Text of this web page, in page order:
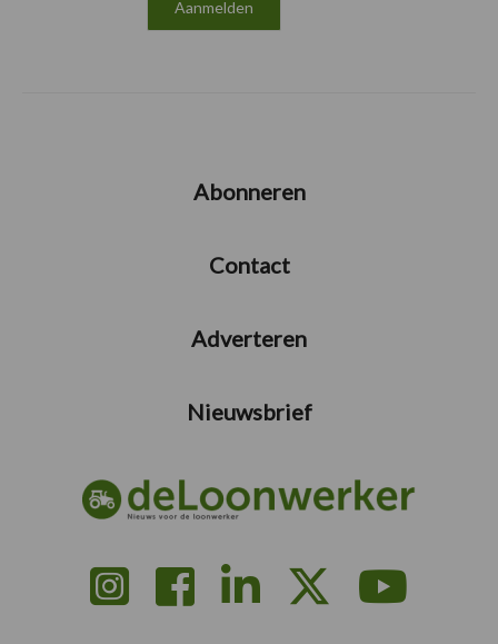
Abonneren
Contact
Adverteren
Nieuwsbrief